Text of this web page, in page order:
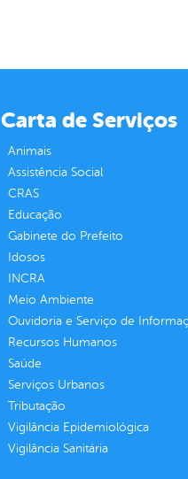
Carta de Serviços
Animais
Assistência Social
CRAS
Educação
Gabinete do Prefeito
Idosos
INCRA
Meio Ambiente
Ouvidoria e Serviço de
Recursos Humanos
Saúde
Serviços Urbanos
Tributação
Vigilância Epidemiológica
Vigilância Sanitária